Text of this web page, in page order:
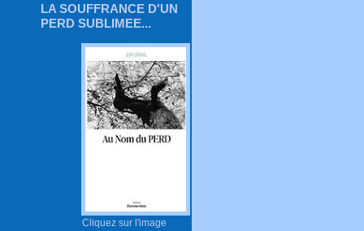
LA SOUFFRANCE D'UN
PERD SUBLIMEE...
Cliquez sur l'image